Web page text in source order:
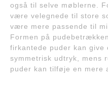
også til selve møblerne.
være velegnede til store
være mere passende til
Formen på
firkantede puder kan give
symmetrisk udtryk, mens
puder kan tilføje en mere